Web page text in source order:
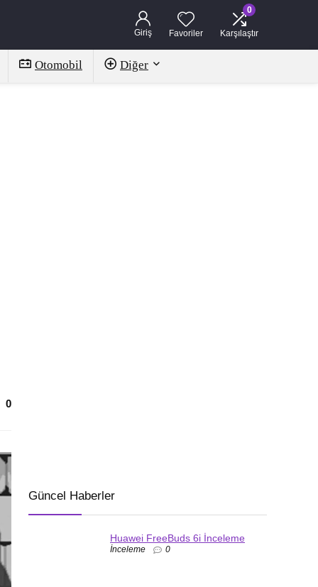
Giriş Favoriler
0
Karşılaştır
Otomobil Diğer
0
Güncel Haberler
Huawei FreeBuds 6i İnceleme
İnceleme 0